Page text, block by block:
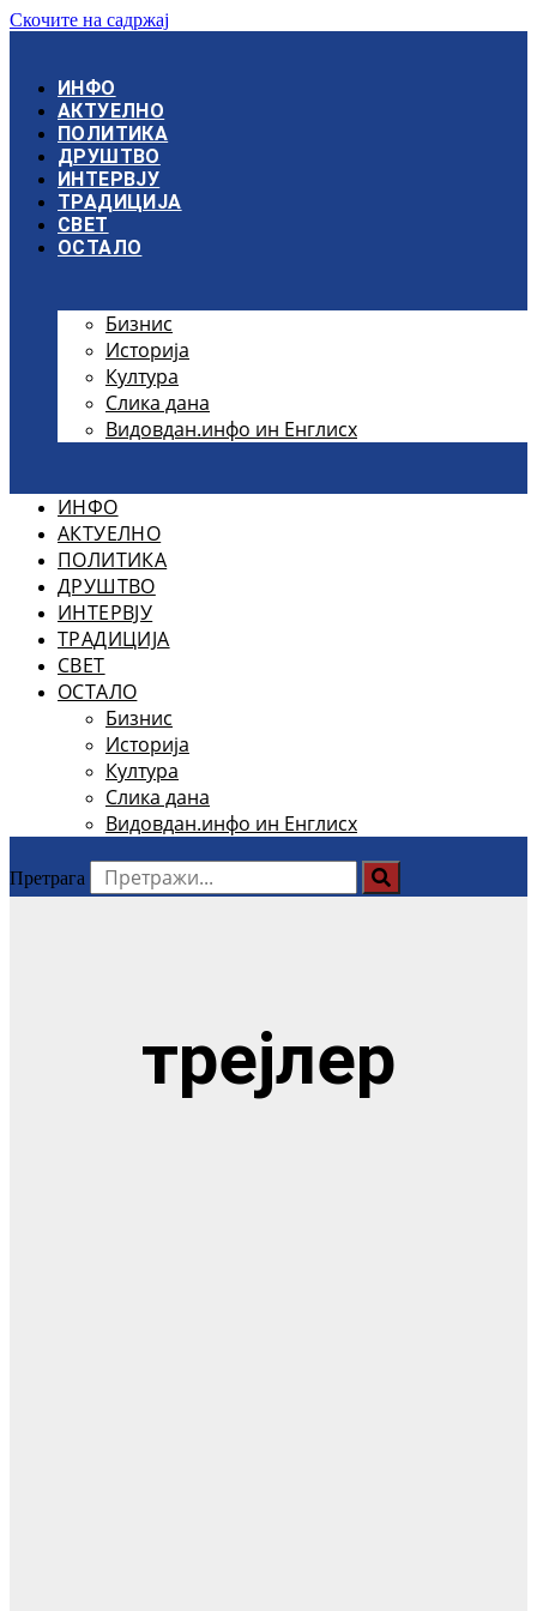
Скочите на садржај
ИНФО
АКТУЕЛНО
ПОЛИТИКА
ДРУШТВО
ИНТЕРВЈУ
ТРАДИЦИЈА
СВЕТ
ОСТАЛО
Бизнис
Историја
Култура
Слика дана
Видовдан.инфо ин Енглисх
ИНФО
АКТУЕЛНО
ПОЛИТИКА
ДРУШТВО
ИНТЕРВЈУ
ТРАДИЦИЈА
СВЕТ
ОСТАЛО
Бизнис
Историја
Култура
Слика дана
Видовдан.инфо ин Енглисх
Претрага
трејлер